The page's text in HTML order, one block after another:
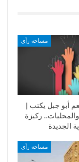
مساحة رأي
أبو جبل يكتب |
ركيزة
الجديدة
مساحة رأي